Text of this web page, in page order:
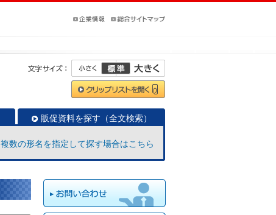
販促資料を探す（全文検索）
複数の形名を指定して探す場合はこちら